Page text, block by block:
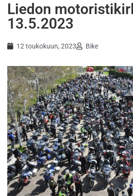
Liedon
13.5.2023
12 toukokuun, 2023 Bike